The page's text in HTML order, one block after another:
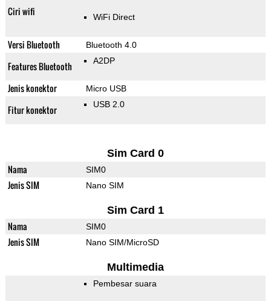
Ciri wifi WiFi Direct
Versi Bluetooth Bluetooth 4.0
Features Bluetooth A2DP
Jenis konektor Micro USB
Fitur konektor USB 2.0
Sim Card 0
Nama SIM0
Jenis SIM Nano SIM
Sim Card 1
Nama SIM0
Jenis SIM Nano SIM/MicroSD
Multimedia
Pembesar suara